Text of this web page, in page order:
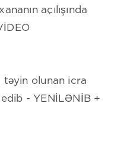
açılışında
təyin olunan icra
edib - YENİLƏNİB +